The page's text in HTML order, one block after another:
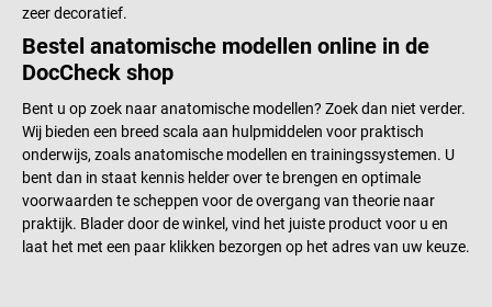
zeer decoratief.
Bestel anatomische modellen online in de
DocCheck shop
Bent u op zoek naar anatomische modellen? Zoek dan niet verder.
Wij bieden een breed scala aan hulpmiddelen voor praktisch
onderwijs, zoals anatomische modellen en trainingssystemen. U
bent dan in staat kennis helder over te brengen en optimale
voorwaarden te scheppen voor de overgang van theorie naar
praktijk. Blader door de winkel, vind het juiste product voor u en
laat het met een paar klikken bezorgen op het adres van uw keuze.